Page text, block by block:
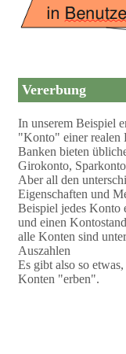
Vererbung
In unserem Beispiel
"Konto" einer realen
Banken bieten
Girokonto,
Aber all den
Eigenschaften und
Beispiel jedes Konto
und einen
alle Konten sind
Auszahlen
Es gibt also so
Konten "erben".